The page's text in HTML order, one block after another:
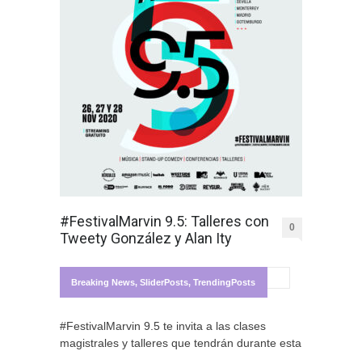
#FestivalMarvin 9.5: Talleres con
Tweety González y Alan Ity
0
Breaking News, SliderPosts, TrendingPosts
#FestivalMarvin 9.5 te invita a las clases
magistrales y talleres que tendrán durante esta